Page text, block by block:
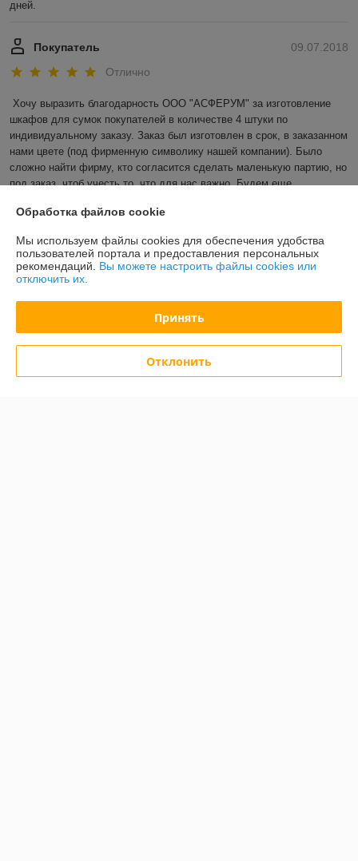
дней.
09.07.2018
Покупатель
Отлично
Хочу выразить благодарность ООО "АСФЕРУМ" за изготовление
шкафов для сумок покупателей в количестве 4 штуки по
индивидуальному заказу. Заказ был изготовлен в срок, в заказанном
нами цвете (под фирменную символику нашей компании). Было
сложно найти фирму, кто согласится сделать маленькую партию, но
под заказ, чтоб учесть то, что для нас важно. Будем еще
О нас
Обработка файлов cookie
Мы используем файлы cookies для обеспечения удобства
пользователей портала и предоставления персональных
рекомендаций. Вы можете настроить файлы cookies или
отключить их.
Принять
Отклонить